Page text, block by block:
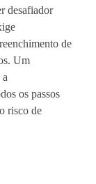
desafiador
de
Um
os passos
risco de